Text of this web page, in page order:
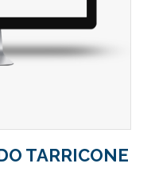
TARRICONE